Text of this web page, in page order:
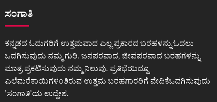
ಸಂಗಾತಿ
ಕನ್ನಡದ ಓದುಗರಿಗೆ ಉತ್ತಮವಾದ ಎಲ್ಲ ಪ್ರಕಾರದ ಬರಹಳನ್ನು ಓದಲು
ಒದಗಿಸುವುದು ನಮ್ಮ ಗುರಿ. ಜನಪರವಾದ, ಜೀವಪರವಾದ ಬರಹಗಳನ್ನು
ಮಾತ್ರ ಪ್ರಕಟಿಸುವುದು ನಮ್ಮ ನಿಲುವು. ಪ್ರತಿಭೆಯಿದ್ದೂ
ಎಲೆಮರೆಕಾಯಿಗಳಂತಿರುವ ಉತ್ತಮ ಬರಹಗಾರರಿಗೆ ವೇದಿಕೆಒದಗಿಸುವುದು
ʼಸಂಗಾತಿʼಯ ಉದ್ದೇಶ.